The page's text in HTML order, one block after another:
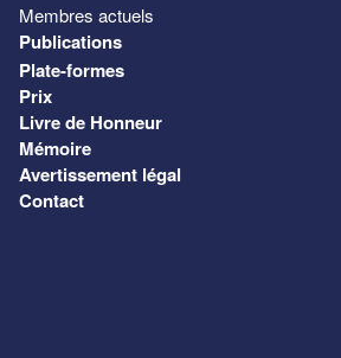
Membres actuels
Publications
Plate-formes
Prix
Livre de Honneur
Mémoire
Avertissement légal
Contact